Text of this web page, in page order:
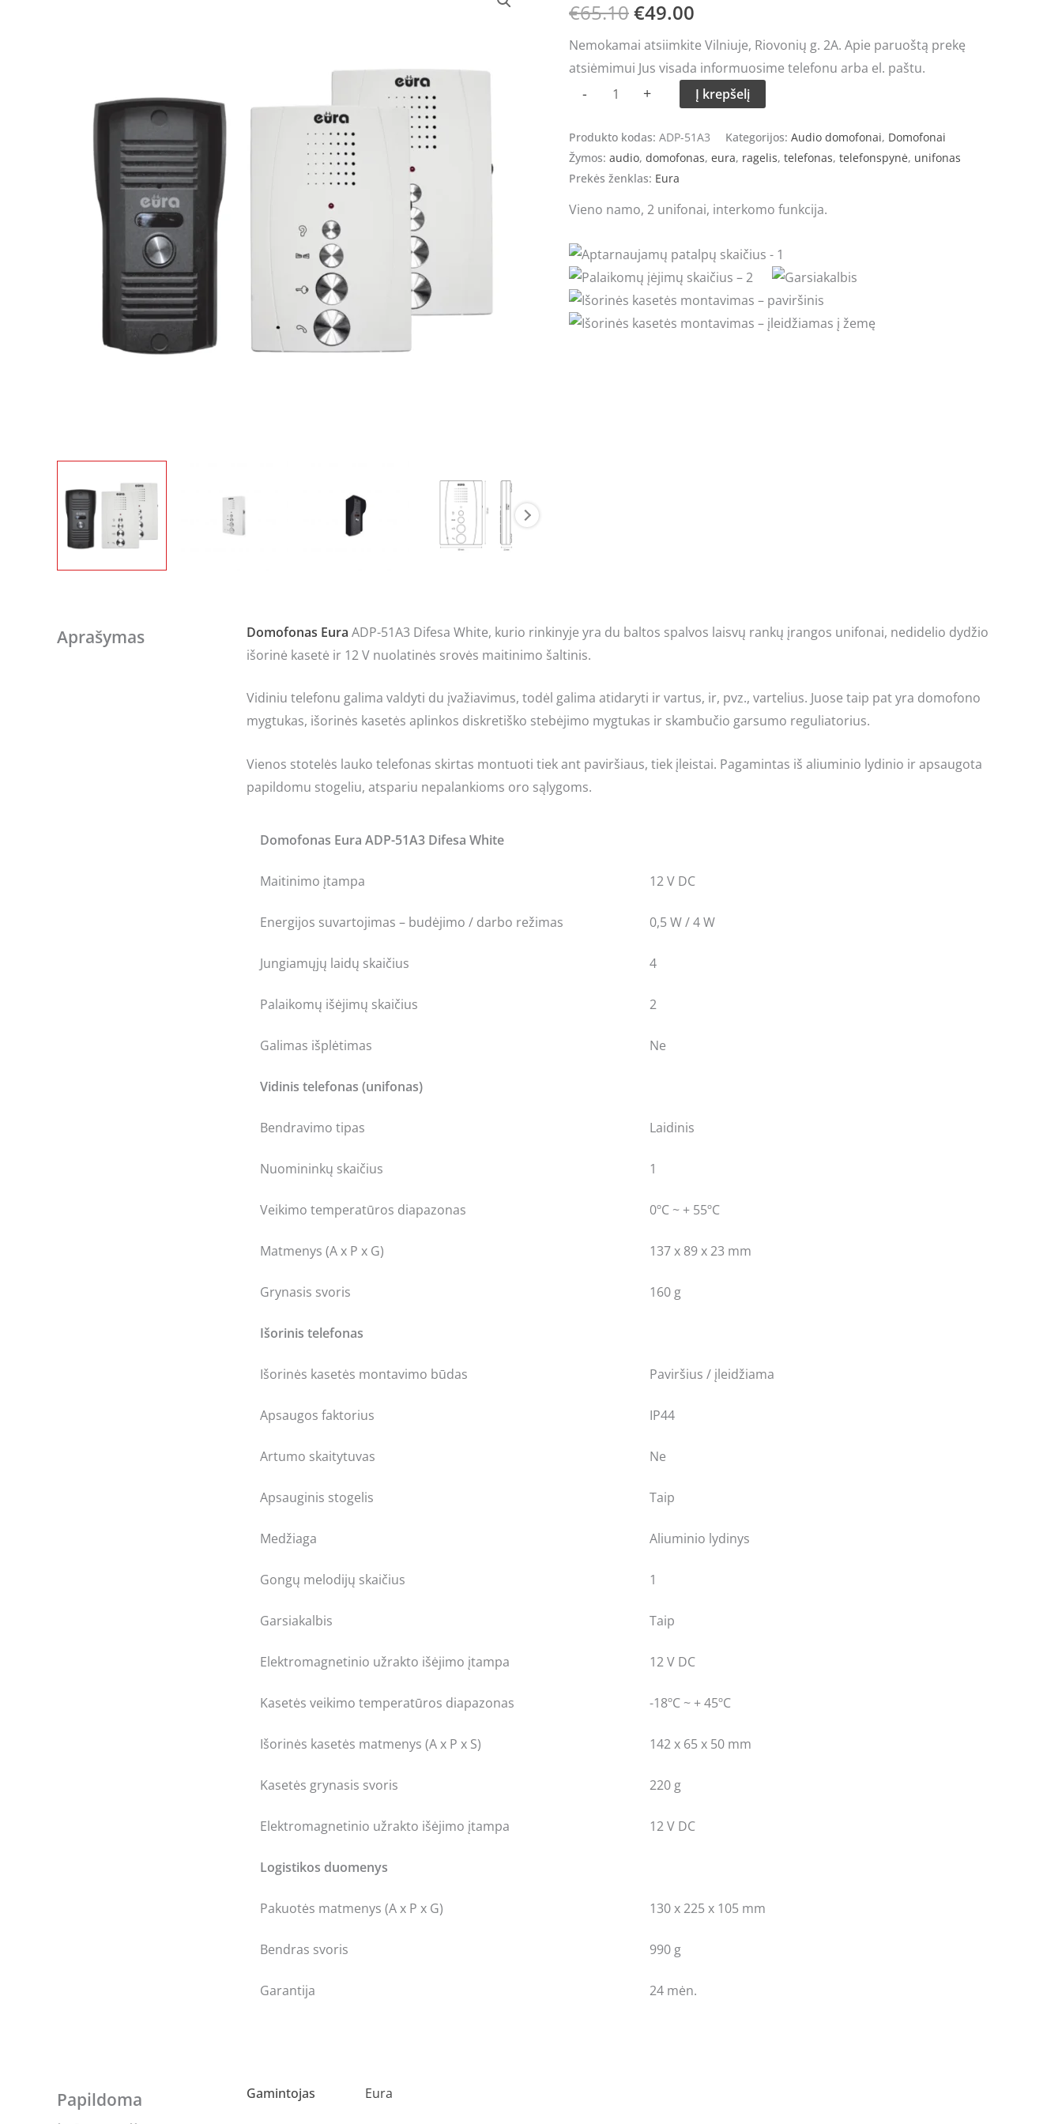
€65.10price
was:
€65.10.
€49.00
is:
€49.00.
Nemokamai atsiimkite Vilniuje, Riovonių g. 2A. Apie paruoštą prekę
atsiėmimui Jus visada informuosime telefonu arba el. paštu.
-
kiekis:
Eura
ADP-
51A3
White
+ Į krepšelį
Produkto kodas: ADP-51A3 Kategorijos: Audio domofonai, Domofonai
Žymos: audio, domofonas, eura, ragelis, telefonas, telefonspynė, unifonas
Prekės ženklas: Eura
Vieno namo, 2 unifonai, interkomo funkcija.
Aprašymas Domofonas Eura ADP-51A3 Difesa White, kurio rinkinyje yra du baltos spalvos laisvų rankų įrangos unifonai, nedidelio dydžio
išorinė kasetė ir 12 V nuolatinės srovės maitinimo šaltinis.
Vidiniu telefonu galima valdyti du įvažiavimus, todėl galima atidaryti ir vartus, ir, pvz., vartelius. Juose taip pat yra domofono
mygtukas, išorinės kasetės aplinkos diskretiško stebėjimo mygtukas ir skambučio garsumo reguliatorius.
Vienos stotelės lauko telefonas skirtas montuoti tiek ant paviršiaus, tiek įleistai. Pagamintas iš aliuminio lydinio ir apsaugota
papildomu stogeliu, atspariu nepalankioms oro sąlygoms.
Domofonas Eura ADP-51A3 Difesa White
Maitinimo įtampa 12 V DC
Energijos suvartojimas – budėjimo / darbo režimas 0,5 W / 4 W
Jungiamųjų laidų skaičius 4
Palaikomų išėjimų skaičius 2
Galimas išplėtimas Ne
Vidinis telefonas (unifonas)
Bendravimo tipas Laidinis
Nuomininkų skaičius 1
Veikimo temperatūros diapazonas 0ºC ~ + 55ºC
Matmenys (A x P x G) 137 x 89 x 23 mm
Grynasis svoris 160 g
Išorinis telefonas
Išorinės kasetės montavimo būdas Paviršius / įleidžiama
Apsaugos faktorius IP44
Artumo skaitytuvas Ne
Apsauginis stogelis Taip
Medžiaga Aliuminio lydinys
Gongų melodijų skaičius 1
Garsiakalbis Taip
Elektromagnetinio užrakto išėjimo įtampa 12 V DC
Kasetės veikimo temperatūros diapazonas -18ºC ~ + 45ºC
Išorinės kasetės matmenys (A x P x S) 142 x 65 x 50 mm
Kasetės grynasis svoris 220 g
Elektromagnetinio užrakto išėjimo įtampa 12 V DC
Logistikos duomenys
Pakuotės matmenys (A x P x G) 130 x 225 x 105 mm
Bendras svoris 990 g
Garantija 24 mėn.
Papildoma
Gamintojas Eura